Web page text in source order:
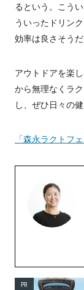
るという。こう
ういったドリン
効率は良さそうだ
アウトドアを楽
から無理なくラ
し、ぜひ日々の
「森永ラクトフ
PR